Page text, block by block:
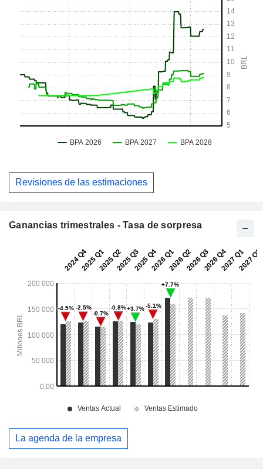
Revisiones de las estimaciones
Ganancias trimestrales - Tasa de sorpresa
La agenda de la empresa